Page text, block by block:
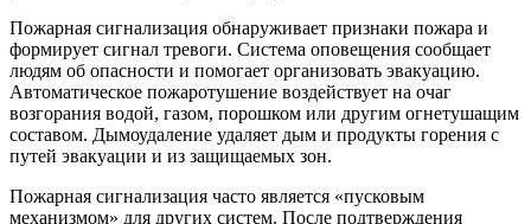
Пожарная сигнализация обнаруживает признаки пожара и
формирует сигнал тревоги. Система оповещения сообщает
людям об опасности и помогает организовать эвакуацию.
Автоматическое пожаротушение воздействует на очаг
возгорания водой, газом, порошком или другим огнетушащим
составом. Дымоудаление удаляет дым и продукты горения с
путей эвакуации и из защищаемых зон.
Пожарная сигнализация часто является «пусковым
механизмом» для других систем. После подтверждения